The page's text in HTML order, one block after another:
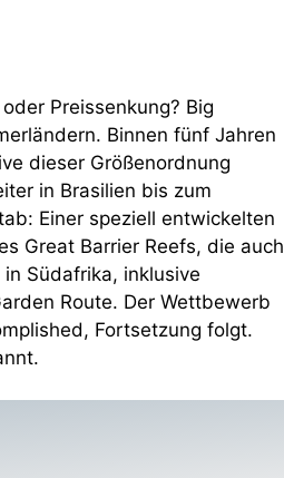
Preissenkung? Big
Binnen fünf Jahren
dieser Größenordnung
in Brasilien bis zum
Einer speziell entwickelten
Great Barrier Reefs, die auch
Südafrika, inklusive
Route. Der Wettbewerb
Fortsetzung folgt.